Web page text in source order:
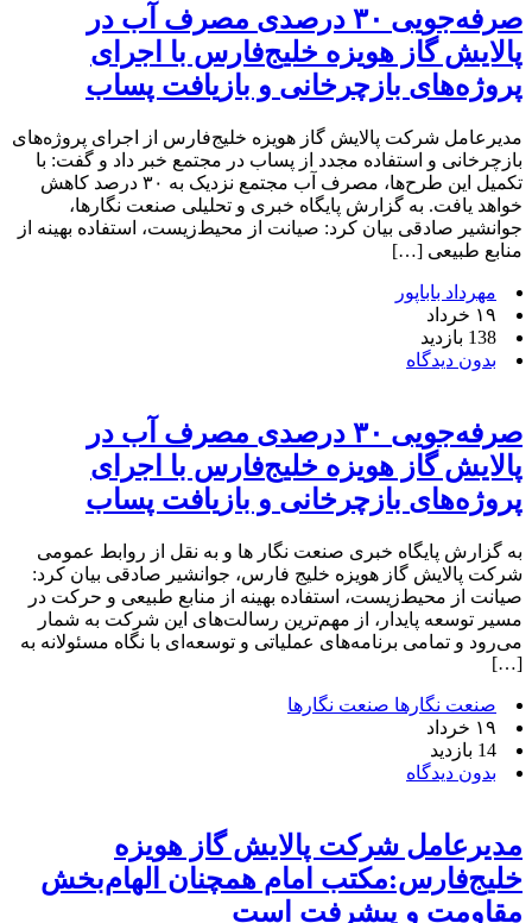
صرفه‌جویی ۳۰ درصدی مصرف آب در
پالایش گاز هویزه خلیج‌فارس با اجرای
پروژه‌های بازچرخانی و بازیافت پساب
مدیرعامل شرکت پالایش گاز هویزه خلیج‌فارس از اجرای پروژه‌های
بازچرخانی و استفاده مجدد از پساب در مجتمع خبر داد و گفت: با
تکمیل این طرح‌ها، مصرف آب مجتمع نزدیک به ۳۰ درصد کاهش
خواهد یافت. به گزارش پایگاه خبری و تحلیلی صنعت نگارها،
جوانشیر صادقی بیان کرد: صیانت از محیط‌زیست، استفاده بهینه از
منابع طبیعی […]
مهرداد باباپور
۱۹ خرداد
138 بازدید
بدون دیدگاه
صرفه‌جویی ۳۰ درصدی مصرف آب در
پالایش گاز هویزه خلیج‌فارس با اجرای
پروژه‌های بازچرخانی و بازیافت پساب
به گزارش پایگاه خبری صنعت نگار ها و به نقل از روابط عمومی
شرکت پالایش گاز هویزه خلیج فارس، جوانشیر صادقی بیان کرد:
صیانت از محیط‌زیست، استفاده بهینه از منابع طبیعی و حرکت در
مسیر توسعه پایدار، از مهم‌ترین رسالت‌های این شرکت به شمار
می‌رود و تمامی برنامه‌های عملیاتی و توسعه‌ای با نگاه مسئولانه به
[…]
صنعت نگارها صنعت نگارها
۱۹ خرداد
14 بازدید
بدون دیدگاه
مدیرعامل شرکت پالایش گاز هویزه
خلیج‌فارس:مکتب امام همچنان الهام‌بخش
مقاومت و پیشرفت است